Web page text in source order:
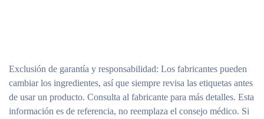
Exclusión de garantía y responsabilidad: Los fabricantes pueden
cambiar los ingredientes, así que siempre revisa las etiquetas antes
de usar un producto. Consulta al fabricante para más detalles. Esta
información es de referencia, no reemplaza el consejo médico. Si